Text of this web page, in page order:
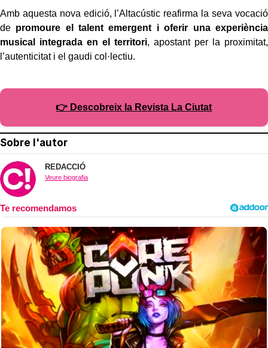
Amb aquesta nova edició, l’Altacústic reafirma la seva vocació
de promoure el talent emergent i oferir una experiència
musical integrada en el territori, apostant per la proximitat,
l’autenticitat i el gaudi col·lectiu.
👉 Descobreix la Revista La Ciutat
Sobre l'autor
REDACCIÓ
Veure biografia